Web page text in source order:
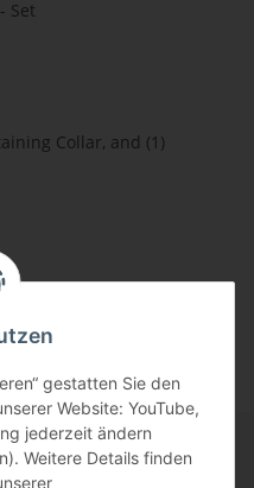
Set
Collar, and (1)
gestatten Sie den
Website: YouTube,
jederzeit ändern
Weitere Details finden